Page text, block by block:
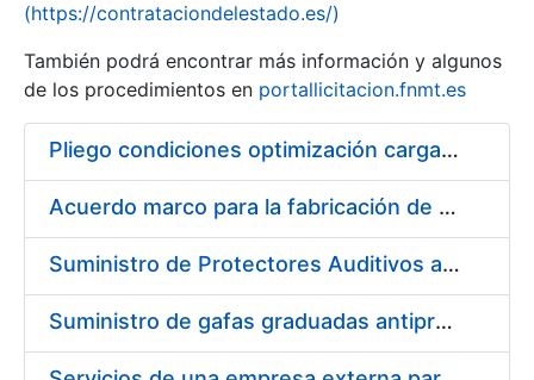
Show/Hide
(https://contrataciondelestado.es/)
También podrá encontrar más información y algunos
de los procedimientos en portallicitacion.fnmt.es
Pliego condiciones optimización cargas compras firmado
Acuerdo marco para la fabricación de piezas
Suministro de Protectores Auditivos a medida para las personas trabajadoras de los Centros de Trabajo de Madrid y Burgos
Suministro de gafas graduadas antiproyecciones para los trabajadores de la FNMT-RCM en los centros de trabajo de Madrid y Burgos